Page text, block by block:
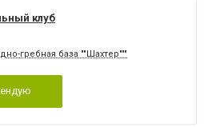
клуб
гребная база ""Шахтер"""